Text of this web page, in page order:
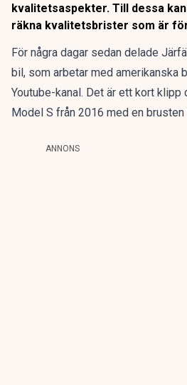
kvalitetsaspekter. Till dessa
räkna kvalitetsbrister som är
För några dagar sedan delade
bil, som arbetar med amerikanska
Youtube-kanal. Det är ett kort klipp
Model S från 2016 med en brusten
ANNONS